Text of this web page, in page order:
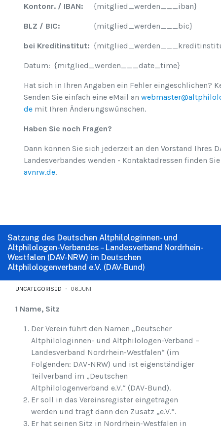
Kontonr. / IBAN:
{mitglied_werden___iban}
BLZ / BIC: {mitglied_werden___bic}
bei Kreditinstitut:
Datum: {mitglied_werden___date_time}
Hat sich in Ihren Angaben ein Fehler eingeschlichen?
Senden Sie einfach eine eMail an
de mit Ihren Änderungswünschen.
Haben Sie noch Fragen?
Dann können Sie sich jederzeit an den Vorstand Ihres
Landesverbandes wenden - Kontaktadressen finden
avnrw.de.
Satzung des Deutschen Altphilologinnen- und
Altphilologen-Verbandes – Landesverband Nordrhein-
Westfalen (DAV-NRW) im Deutschen
Altphilologenverband e.V. (DAV-Bund)
UNCATEGORISED 06.JUNI
1 Name, Sitz
Der Verein führt den Namen „Deutscher
Altphilologinnen- und Altphilologen-Verband –
Landesverband Nordrhein-Westfalen“ (im
Folgenden: DAV-NRW) und ist eigenständiger
Teilverband im „Deutschen
Altphilologenverband e.V.“ (DAV-Bund).
Er soll in das Vereinsregister eingetragen
werden und trägt dann den Zusatz „e.V.“.
Er hat seinen Sitz in Nordrhein-Westfalen in